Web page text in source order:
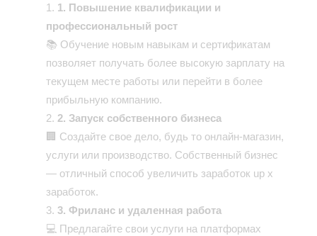
1. Повышение квалификации и
профессиональный рост
📚 Обучение новым навыкам и сертификатам
позволяет получать более высокую зарплату на
текущем месте работы или перейти в более
прибыльную компанию.
2. Запуск собственного бизнеса
🏢 Создайте свое дело, будь то онлайн-магазин,
услуги или производство. Собственный бизнес
— отличный способ увеличить заработок up x
заработок.
3. Фриланс и удаленная работа
💻 Предлагайте свои услуги на платформах